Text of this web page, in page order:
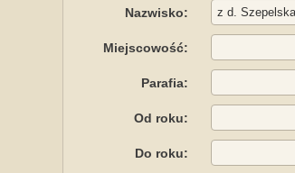
Nazwisko:
Miejscowość:
Parafia:
Od roku:
Do roku: